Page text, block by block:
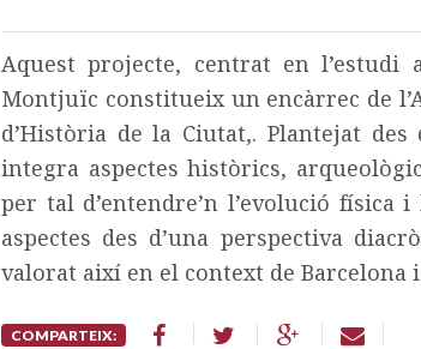
Aquest projecte, centrat en
Montjuïc constitueix un encàrrec de
d’Història de la Ciutat,. Plantejat
integra aspectes històrics,
per tal d’entendre’n l’evolució
aspectes des d’una perspectiva
valorat així en el context de
COMPARTEIX: